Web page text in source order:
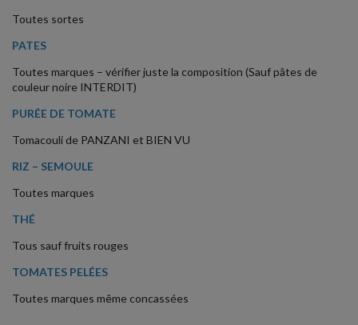
Toutes sortes
PATES
Toutes marques – vérifier juste la composition (Sauf pâtes de
couleur noire INTERDIT)
PURÉE DE TOMATE
Tomacouli de PANZANI et BIEN VU
RIZ – SEMOULE
Toutes marques
THÉ
Tous sauf fruits rouges
TOMATES PELÉES
Toutes marques même concassées